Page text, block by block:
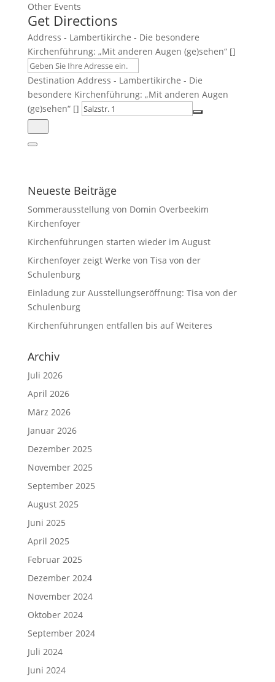
Other Events
Get Directions
Address - Lambertikirche - Die besondere
Kirchenführung: „Mit anderen Augen (ge)sehen“ []
Destination Address - Lambertikirche - Die
besondere Kirchenführung: „Mit anderen Augen
(ge)sehen“ []
Neueste Beiträge
Sommerausstellung von Domin Overbeekim
Kirchenfoyer
Kirchenführungen starten wieder im August
Kirchenfoyer zeigt Werke von Tisa von der
Schulenburg
Einladung zur Ausstellungseröffnung: Tisa von der
Schulenburg
Kirchenführungen entfallen bis auf Weiteres
Archiv
Juli 2026
April 2026
März 2026
Januar 2026
Dezember 2025
November 2025
September 2025
August 2025
Juni 2025
April 2025
Februar 2025
Dezember 2024
November 2024
Oktober 2024
September 2024
Juli 2024
Juni 2024